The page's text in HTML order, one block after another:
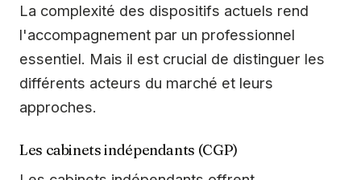
La complexité des dispositifs actuels rend
l'accompagnement par un professionnel
essentiel. Mais il est crucial de distinguer les
différents acteurs du marché et leurs
approches.
Les cabinets indépendants (CGP)